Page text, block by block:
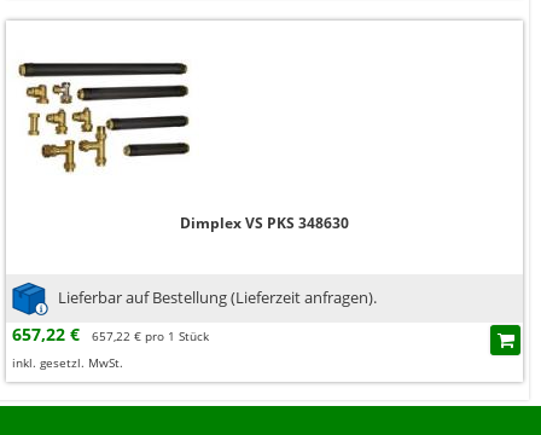
Dimplex VS PKS 348630
Lieferbar auf Bestellung (Lieferzeit anfragen).
657,22 €
657,22 € pro 1 Stück
inkl. gesetzl. MwSt.